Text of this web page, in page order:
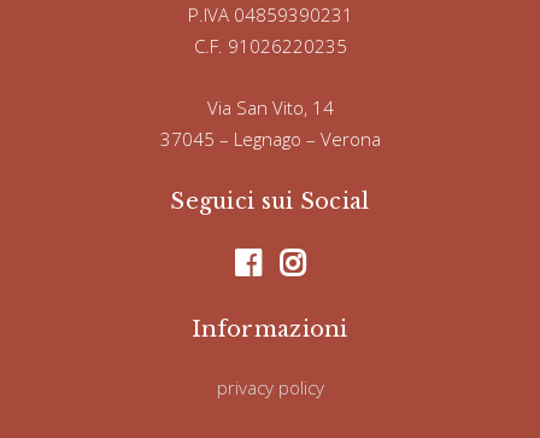
P.IVA 04859390231
C.F. 91026220235
Via San Vito, 14
37045 – Legnago – Verona
Seguici sui Social
Informazioni
privacy policy